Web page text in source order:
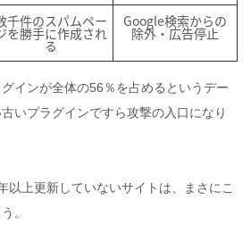
千件のスパムペー
を勝手に作成され
る
Google検索からの
除外・広告停止
インが全体の56％を占めるというデー
いプラグインですら攻撃の入口になり
以上更新していないサイトは、まさにこ
。